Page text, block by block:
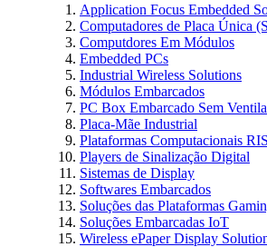
Application Focus Embedded
Computadores de Placa Única
Computdores Em Módulos
Embedded PCs
Industrial Wireless Solutions
Módulos Embarcados
PC Box Embarcado Sem
Placa-Mãe Industrial
Plataformas Computacionais
Players de Sinalização Digital
Sistemas de Display
Softwares Embarcados
Soluções das Plataformas
Soluções Embarcadas IoT
Wireless ePaper Display